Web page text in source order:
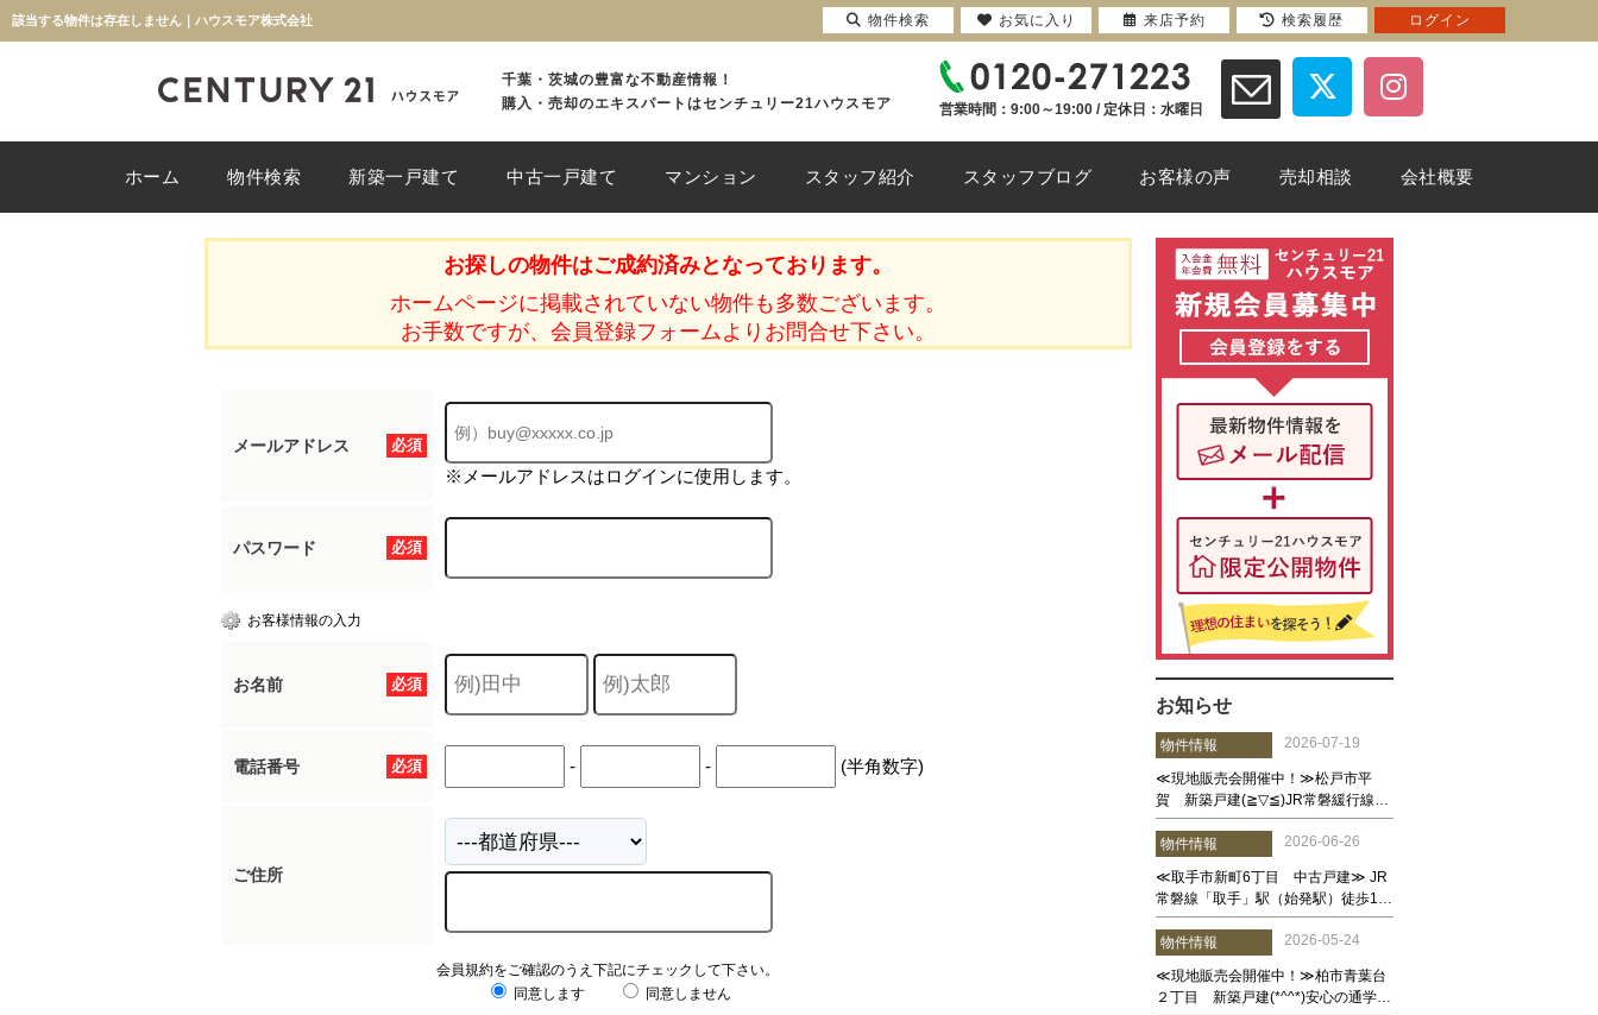
該当する物件は存在しません｜ハウスモア株式会社
千葉・茨城の豊富な不動産情報！
購入・売却のエキスパートはセンチュリー21ハウスモア
営業時間：9:00～19:00 / 定休日：水曜日
ホーム 物件検索 新築一戸建て 中古一戸建て マンション スタッフ紹介 スタッフブログ お客様の声 売却相談 会社概要
お探しの物件はご成約済みとなっております。
ホームページに掲載されていない物件も多数ございます。
お手数ですが、会員登録フォームよりお問合せ下さい。
必須
メールアドレス
※メールアドレスはログインに使用します。
必須
パスワード
お客様情報の入力
必須
お名前
必須
電話番号 - - (半角数字)
ご住所
会員規約をご確認のうえ下記にチェックして下さい。
同意します
同意しません
お知らせ
物件検索 お気に入り 来店予約 検索履歴 ログイン